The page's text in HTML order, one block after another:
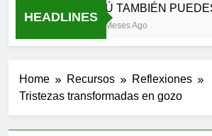
HEADLINES
TÚ TAMBIÉN
2 Meses Ago
Home Recursos
Reflexiones
Tristezas transformadas en gozo